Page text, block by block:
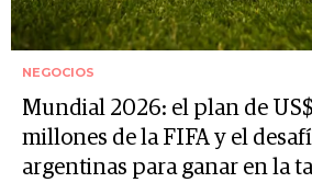
NEGOCIOS
Mundial 2026: el plan de
millones de la FIFA y el
argentinas para ganar en la